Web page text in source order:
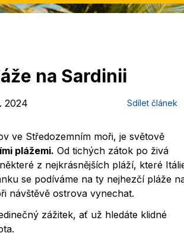
na Sardinii
2024 Sdílet článek
ve Středozemním moři, je světově
plážemi. Od tichých zátok po živá
z nejkrásnějších pláží, které
se podíváme na ty nejhezčí pláže
návštěvě ostrova vynechat.
zážitek, ať už hledáte klidné